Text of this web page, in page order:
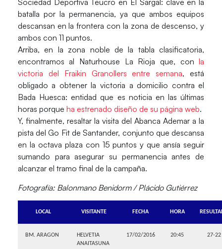
Sociedad Deportiva Teucro en El Sargal: clave en la
batalla por la permanencia, ya que ambos equipos
descansan en la frontera con la zona de descenso, y
ambos con 11 puntos.
Arriba, en la zona noble de la tabla clasificatoria,
encontramos al Naturhouse La Rioja que, conla
victoria del Fraikin Granollers entre semana, está
obligado a obtener la victoria a domicilio contra el
Bada Huesca: entidad que es noticia en las últimas
horas porque ha estrenado diseño de su página web.
Y, finalmente, resaltar la visita del Abanca Ademar a la
pista del Go Fit de Santander, conjunto que descansa
en la octava plaza con 15 puntos y que ansía seguir
sumando para asegurar su permanencia antes de
alcanzar el tramo final de la campaña.
Fotografía: Balonmano Benidorm / Plácido Gutiérrez
LOCAL VISITANTE FECHA HORA
BM. ARAGON
HELVETIA
ANAITASUNA
17/02/2016 20:45 27-22